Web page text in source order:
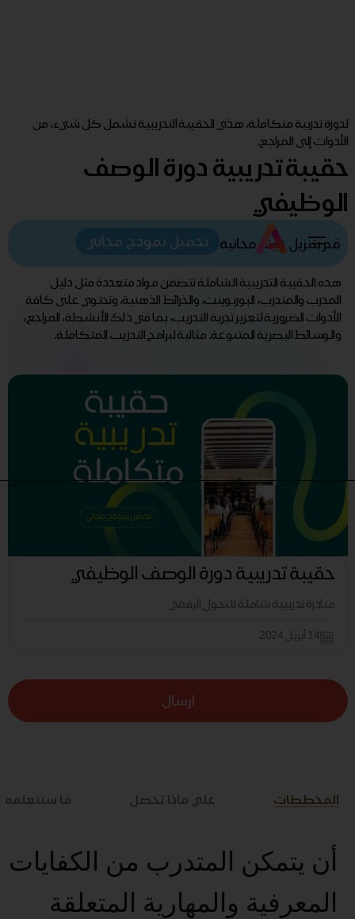
لدورة تدربية متكاملة، هذي الحقيبة التدريبية تشمل كل شيء، من
الأدوات إلى المراجع.
حقيبة تدريبية دورة الوصف
الوظيفي
قم بتنزيل عينة مجانية تحميل نموذج مجاني
هذه الحقيبة التدريبية الشاملة تتضمن مواد متعددة مثل دليل
المدرب والمتدرب، البوربوينت، والخرائط الذهنية، وتحتوي على كافة
الأدوات الضرورية لتعزيز تجربة التدريب، بما في ذلك الأنشطة، المراجع،
والوسائط البصرية المتنوعة. مثالية لبرامج التدريب المتكاملة.
حقيبة تدريبية دورة الوصف الوظيفي
مبادرة تدريبية شاملة للتحول الرقمي
14 أبريل 2024
ارسال
المخططات علي ماذا تحصل ما ستتعلمه
أن يتمكن المتدرب من الكفايات
المعرفية والمهارية المتعلقة